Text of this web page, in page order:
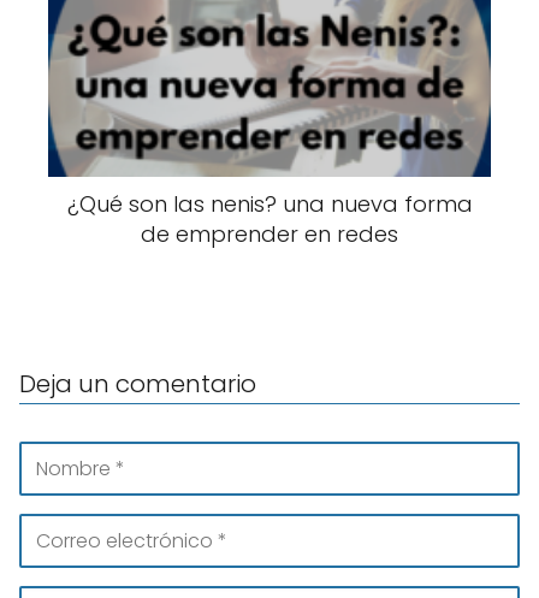
¿Qué son las nenis? una nueva forma
de emprender en redes
Deja un comentario